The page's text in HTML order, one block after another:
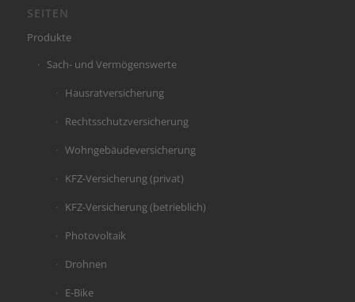
SEITEN
Produkte
Sach- und Vermögenswerte
Hausratversicherung
Rechtsschutzversicherung
Wohngebäudeversicherung
KFZ-Versicherung (privat)
KFZ-Versicherung (betrieblich)
Photovoltaik
Drohnen
E-Bike